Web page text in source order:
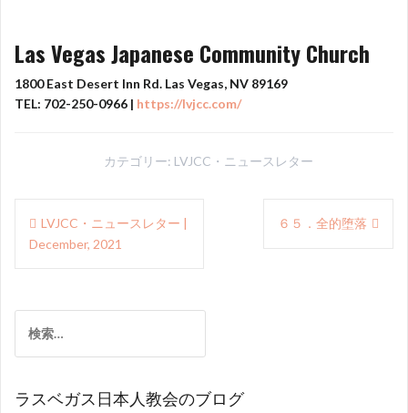
Las Vegas Japanese Community Church
1800 East Desert Inn Rd. Las Vegas, NV 89169
TEL: 702-250-0966 | https://lvjcc.com/
カテゴリー: LVJCC・ニュースレター
投
稿
ビ
ゲ
ー
シ
LVJCC・ニュースレター |
December, 2021
６５．全的堕落
索:
ラスベガス日本人教会のブログ